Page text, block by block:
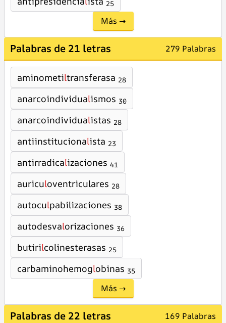
25
Más →
Palabras de 21 letras 279 Palabras
aminometiltransferasa 28
anarcoindividualismos 30
anarcoindividualistas 28
antiinstitucionalista 23
antirradicalizaciones 41
auriculoventriculares 28
autoculpabilizaciones 38
autodesvalorizaciones 36
butirilcolinesterasas 25
carbaminohemoglobinas 35
Más →
Palabras de 22 letras 169 Palabras